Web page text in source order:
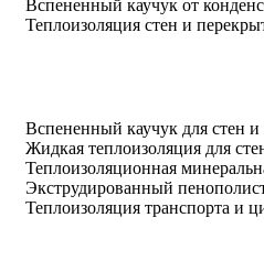
Вспененный каучук от
Теплоизоляция стен и
Вспененный каучук для стен
Жидкая теплоизоляция для
Теплоизоляционная
Экструдированный
Теплоизоляция транспорта и